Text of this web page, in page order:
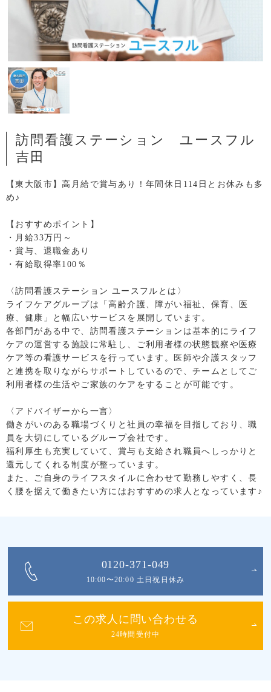
訪問看護ステーション ユースフル
吉田
【東大阪市】高月給で賞与あり！年間休日114日とお休みも多
め♪
【おすすめポイント】
・月給33万円～
・賞与、退職金あり
・有給取得率100％
〈訪問看護ステーション ユースフルとは〉
ライフケアグループは「高齢介護、障がい福祉、保育、医
療、健康」と幅広いサービスを展開しています。
各部門がある中で、訪問看護ステーションは基本的にライフ
ケアの運営する施設に常駐し、ご利用者様の状態観察や医療
ケア等の看護サービスを行っています。医師や介護スタッフ
と連携を取りながらサポートしているので、チームとしてご
利用者様の生活やご家族のケアをすることが可能です。
〈アドバイザーから一言〉
働きがいのある職場づくりと社員の幸福を目指しており、職
員を大切にしているグループ会社です。
福利厚生も充実していて、賞与も支給され職員へしっかりと
還元してくれる制度が整っています。
また、ご自身のライフスタイルに合わせて勤務しやすく、長
く腰を据えて働きたい方にはおすすめの求人となっています♪
0120-371-049
10:00〜20:00 土日祝日休み
この求人に問い合わせる
24時間受付中